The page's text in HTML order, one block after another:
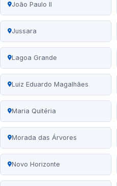
João Paulo II
Jussara
Lagoa Grande
Luiz Eduardo Magalhães
Maria Quitéria
Morada das Árvores
Novo Horizonte